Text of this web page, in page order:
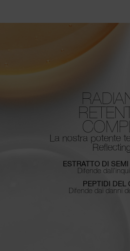
La nostra potente
ESTRATTO DI
Difende
PEPTIDI DEL
Difende dai danni